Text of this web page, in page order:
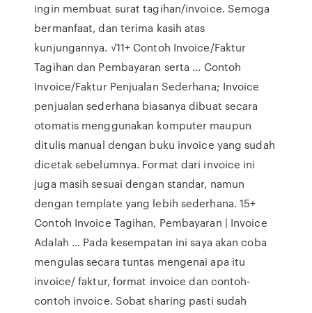
ingin membuat surat tagihan/invoice. Semoga
bermanfaat, dan terima kasih atas
kunjungannya. √11+ Contoh Invoice/Faktur
Tagihan dan Pembayaran serta ... Contoh
Invoice/Faktur Penjualan Sederhana; Invoice
penjualan sederhana biasanya dibuat secara
otomatis menggunakan komputer maupun
ditulis manual dengan buku invoice yang sudah
dicetak sebelumnya. Format dari invoice ini
juga masih sesuai dengan standar, namun
dengan template yang lebih sederhana. 15+
Contoh Invoice Tagihan, Pembayaran | Invoice
Adalah ... Pada kesempatan ini saya akan coba
mengulas secara tuntas mengenai apa itu
invoice/ faktur, format invoice dan contoh-
contoh invoice. Sobat sharing pasti sudah